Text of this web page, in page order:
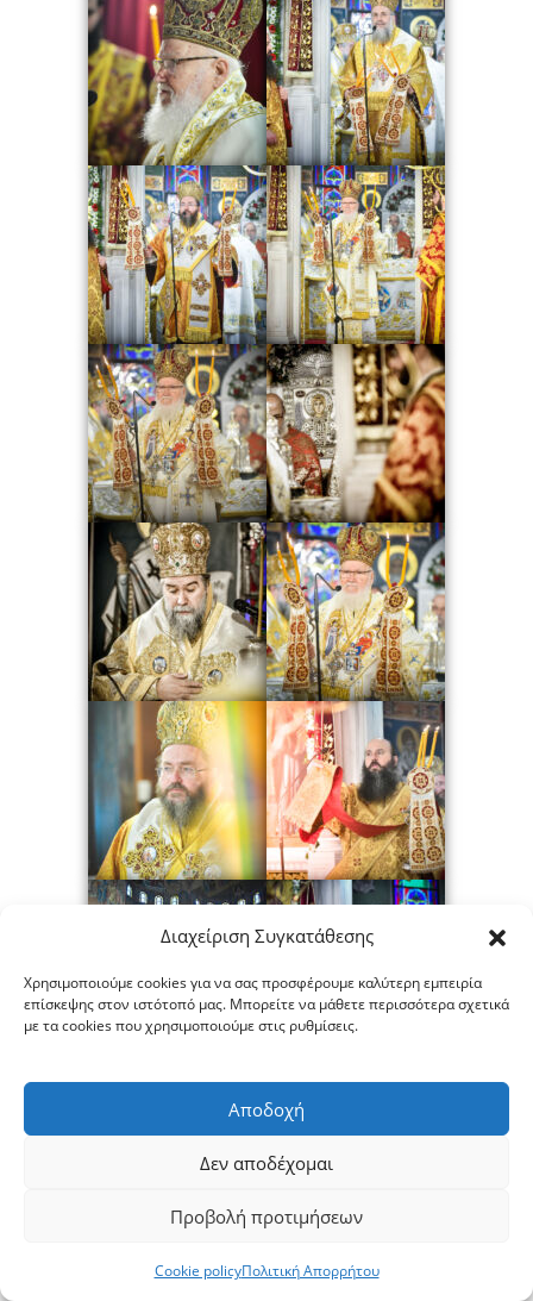
Διαχείριση Συγκατάθεσης
Χρησιμοποιούμε cookies για να σας προσφέρουμε καλύτερη εμπειρία
επίσκεψης στον ιστότοπό μας. Μπορείτε να μάθετε περισσότερα σχετικά
με τα cookies που χρησιμοποιούμε στις ρυθμίσεις.
Αποδοχή
Δεν αποδέχομαι
Προβολή προτιμήσεων
Cookie policyΠολιτική Απορρήτου